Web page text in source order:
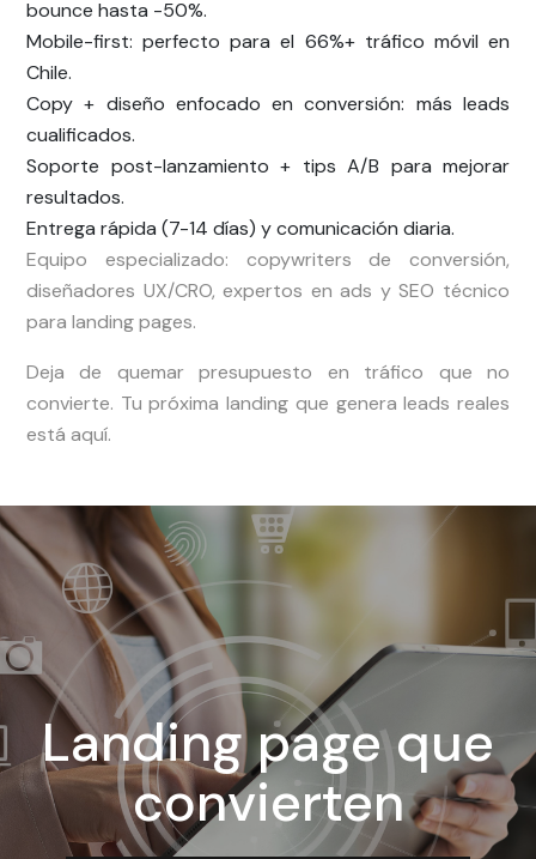
bounce hasta -50%.
Mobile-first: perfecto para el 66%+ tráfico móvil en
Chile.
Copy + diseño enfocado en conversión: más leads
cualificados.
Soporte post-lanzamiento + tips A/B para mejorar
resultados.
Entrega rápida (7-14 días) y comunicación diaria.
Equipo especializado: copywriters de conversión,
diseñadores UX/CRO, expertos en ads y SEO técnico
para landing pages.
Deja de quemar presupuesto en tráfico que no
convierte. Tu próxima landing que genera leads reales
está aquí.
Landing page que
convierten